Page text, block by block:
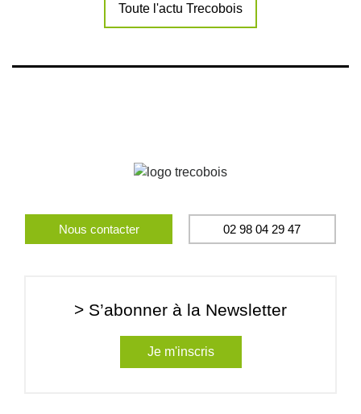
Toute l'actu Trecobois
Nous contacter 02 98 04 29 47
> S’abonner à la Newsletter
Je m'inscris